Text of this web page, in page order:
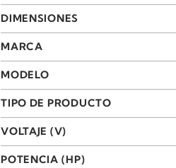
DIMENSIONES
MARCA
MODELO
TIPO DE PRODUCTO
VOLTAJE (V)
POTENCIA (HP)